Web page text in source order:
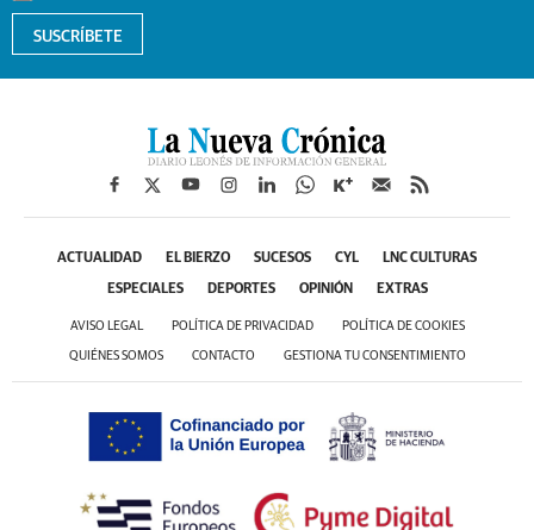
SUSCRÍBETE
ACTUALIDAD EL BIERZO SUCESOS CYL LNC CULTURAS
ESPECIALES DEPORTES OPINIÓN EXTRAS
AVISO LEGAL POLÍTICA DE PRIVACIDAD POLÍTICA DE COOKIES
QUIÉNES SOMOS CONTACTO GESTIONA TU CONSENTIMIENTO